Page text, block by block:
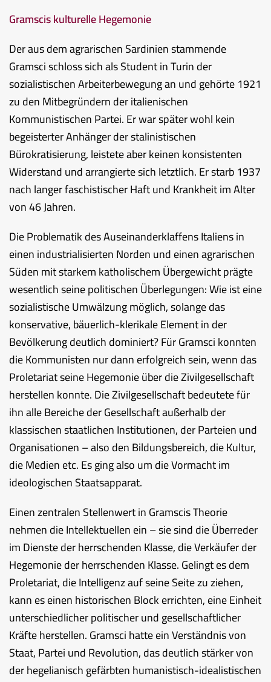
Gramscis kulturelle Hegemonie
Der aus dem agrarischen Sardinien stammende
Gramsci schloss sich als Student in Turin der
sozialistischen Arbeiterbewegung an und gehörte 1921
zu den Mitbegründern der italienischen
Kommunistischen Partei. Er war später wohl kein
begeisterter Anhänger der stalinistischen
Bürokratisierung, leistete aber keinen konsistenten
Widerstand und arrangierte sich letztlich. Er starb 1937
nach langer faschistischer Haft und Krankheit im Alter
von 46 Jahren.
Die Problematik des Auseinanderklaffens Italiens in
einen industrialisierten Norden und einen agrarischen
Süden mit starkem katholischem Übergewicht prägte
wesentlich seine politischen Überlegungen: Wie ist eine
sozialistische Umwälzung möglich, solange das
konservative, bäuerlich-klerikale Element in der
Bevölkerung deutlich dominiert? Für Gramsci konnten
die Kommunisten nur dann erfolgreich sein, wenn das
Proletariat seine Hegemonie über die Zivilgesellschaft
herstellen konnte. Die Zivilgesellschaft bedeutete für
ihn alle Bereiche der Gesellschaft außerhalb der
klassischen staatlichen Institutionen, der Parteien und
Organisationen – also den Bildungsbereich, die Kultur,
die Medien etc. Es ging also um die Vormacht im
ideologischen Staatsapparat.
Einen zentralen Stellenwert in Gramscis Theorie
nehmen die Intellektuellen ein – sie sind die Überreder
im Dienste der herrschenden Klasse, die Verkäufer der
Hegemonie der herrschenden Klasse. Gelingt es dem
Proletariat, die Intelligenz auf seine Seite zu ziehen,
kann es einen historischen Block errichten, eine Einheit
unterschiedlicher politischer und gesellschaftlicher
Kräfte herstellen. Gramsci hatte ein Verständnis von
Staat, Partei und Revolution, das deutlich stärker von
der hegelianisch gefärbten humanistisch-idealistischen